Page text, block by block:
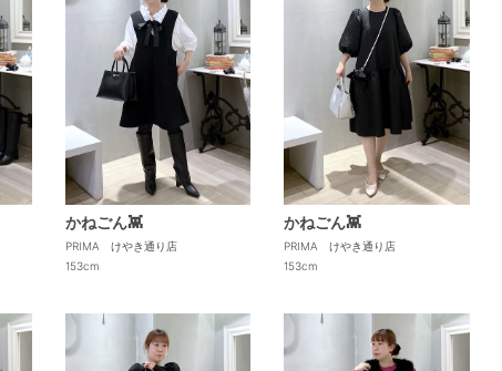
かねごん👾
PRIMA けやき通り店
153cm
かねごん👾
PRIMA けやき通り店
153cm